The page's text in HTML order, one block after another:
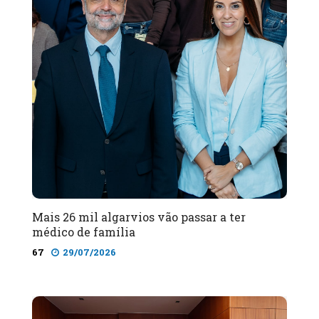
Mais 26 mil algarvios vão passar a ter
médico de família
67 29/07/2026